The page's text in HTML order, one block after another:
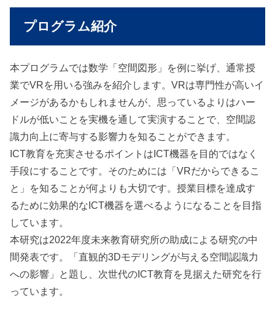
プログラム紹介
本プログラムでは数学「空間図形」を例に挙げ、通常授
業でVRを用いる強みを紹介します。VRは専門性が高いイ
メージがあるかもしれませんが、思っているよりはハー
ドルが低いことを実機を通して実演することで、空間認
識力向上に寄与する影響力を知ることができます。
ICT教育を充実させるポイントはICT機器を目的ではなく
手段にすることです。そのためには「VRだからできるこ
と」を知ることが何よりも大切です。授業目標を達成す
るために効果的なICT機器を選べるようになることを目指
しています。
本研究は2022年度未来教育研究所の助成による研究の中
間発表です。「直観的3Dモデリングが与える空間認識力
への影響」と題し、次世代のICT教育を見据えた研究を行
っています。